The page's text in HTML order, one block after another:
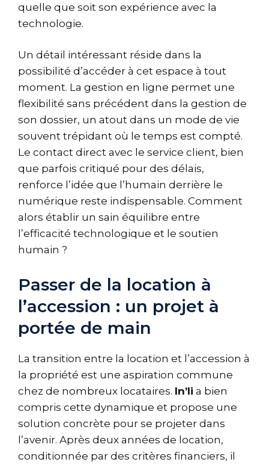
quelle que soit son expérience avec la
technologie.
Un détail intéressant réside dans la
possibilité d’accéder à cet espace à tout
moment. La gestion en ligne permet une
flexibilité sans précédent dans la gestion de
son dossier, un atout dans un mode de vie
souvent trépidant où le temps est compté.
Le contact direct avec le service client, bien
que parfois critiqué pour des délais,
renforce l’idée que l’humain derrière le
numérique reste indispensable. Comment
alors établir un sain équilibre entre
l’efficacité technologique et le soutien
humain ?
Passer de la location à
l’accession : un projet à
portée de main
La transition entre la location et l’accession à
la propriété est une aspiration commune
chez de nombreux locataires. In’li a bien
compris cette dynamique et propose une
solution concrète pour se projeter dans
l’avenir. Après deux années de location,
conditionnée par des critères financiers, il